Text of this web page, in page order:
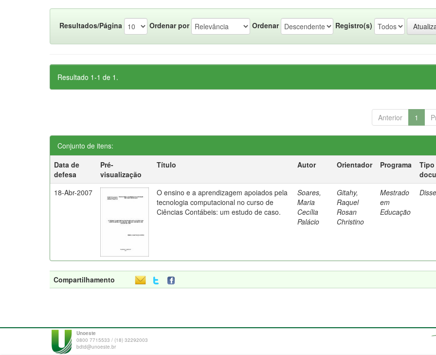
Resultados/Página Ordenar por Ordenar Registro(s)
Resultado 1-1 de 1.
Anterior 1
Conjunto de itens:
Data de
defesa
Pré-
visualização
Título Autor Orientador Programa
Tipo
18-Abr-2007
O ensino e a aprendizagem apoiados pela
tecnologia computacional no curso de
Ciências Contábeis: um estudo de caso.
Soares,
Maria
Cecília
Palácio
Gitahy,
Raquel
Rosan
Christino
Mestrado
em
Educação
Compartilhamento
Unoeste
0800 7715533 / (18) 32292003
bdtd@unoeste.br